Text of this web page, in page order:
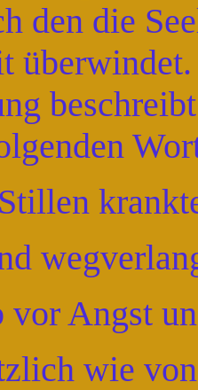
den die
überwindet.
Angst
wie